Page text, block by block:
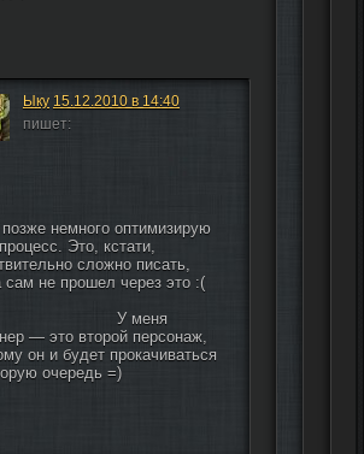
Ыку 15.12.2010 в 14:40
пишет:
немного оптимизирую
Это, кстати,
сложно писать,
сам не прошел через это :(
— это второй персонаж,
он и будет прокачиваться
очередь =)